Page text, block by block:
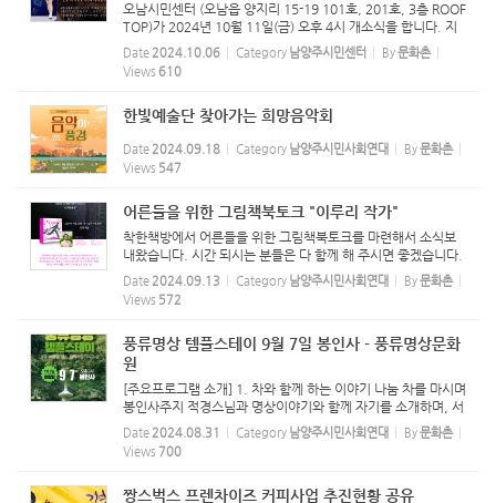
오남시민센터 (오남읍 양지리 15-19 101호, 201호, 3층 ROOF
TOP)가 2024년 10월 11일(금) 오후 4시 개소식을 합니다. 지
역에 기반을 둔 분들의 방문을 환영합니다.
Date 2024.10.06 Category 남양주시민센터 By문화촌
Views 610
한빛예술단 찾아가는 희망음악회
Date 2024.09.18 Category 남양주시민사회연대 By문화촌
Views 547
어른들을 위한 그림책북토크 "이루리 작가"
착한책방에서 어른들을 위한 그림책북토크를 마련해서 소식보
내왔습니다. 시간 되시는 분들은 다 함께 해 주시면 좋겠습니다.
Date 2024.09.13 Category 남양주시민사회연대 By문화촌
Views 572
풍류명상 템플스테이 9월 7일 봉인사 - 풍류명상문화
원
[주요프로그램 소개] 1. 차와 함께 하는 이야기 나눔 차를 마시며
봉인사주지 적경스님과 명상이야기와 함께 자기를 소개하며, 서
로 마음을 나누면서 자신을 존재를 다시 바라봅니다. 2. 북울림
명상 고구려 전통을 살려내는 북울림 체험을 통하여, 심장이 뛰
는...
Date 2024.08.31 Category 남양주시민사회연대 By문화촌
Views 700
짱스벅스 프렌차이즈 커피사업 추진현황 공유